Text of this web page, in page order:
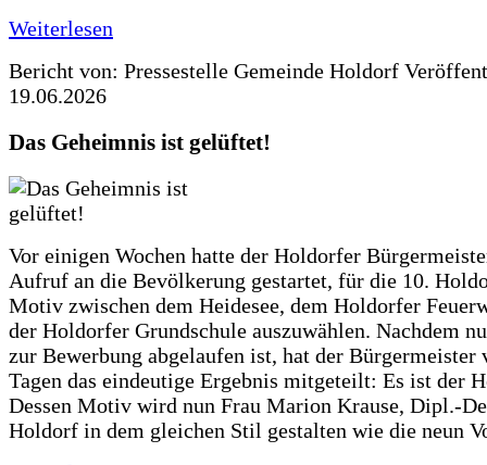
Weiterlesen
Bericht von: Pressestelle Gemeinde Holdorf
19.06.2026
Das Geheimnis ist gelüftet!
Vor einigen Wochen hatte der Holdorfer
Aufruf an die Bevölkerung gestartet, für die 10.
Motiv zwischen dem Heidesee, dem Holdorfer
der Holdorfer Grundschule auszuwählen. Nachdem
zur Bewerbung abgelaufen ist, hat der Bürgermeister
Tagen das eindeutige Ergebnis mitgeteilt: Es ist der
Dessen Motiv wird nun Frau Marion Krause, Dipl.-
Holdorf in dem gleichen Stil gestalten wie die neun